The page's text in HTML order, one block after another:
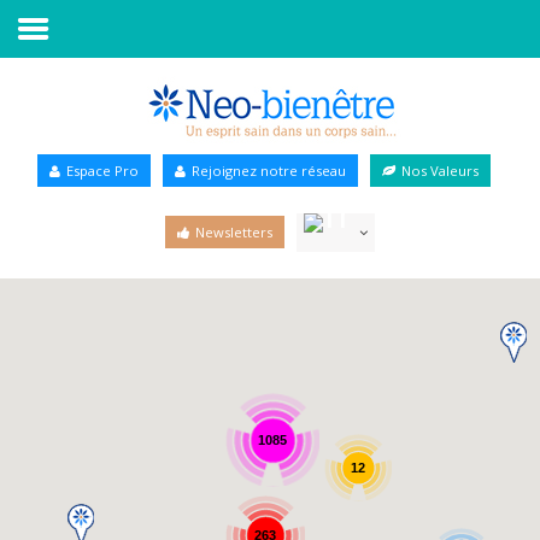
Annuaire Bien-être
Espace Pro Rejoignez notre réseau Nos Valeurs
Newsletters
1085
263
12